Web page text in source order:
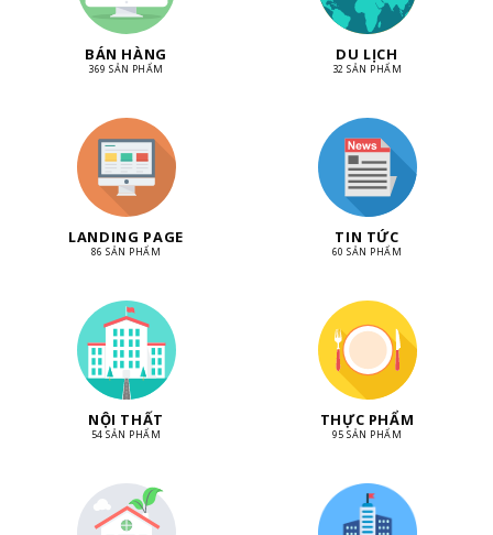
BÁN HÀNG
369 SẢN PHẨM
DU LỊCH
32 SẢN PHẨM
LANDING PAGE
86 SẢN PHẨM
TIN TỨC
60 SẢN PHẨM
NỘI THẤT
54 SẢN PHẨM
THỰC PHẨM
95 SẢN PHẨM